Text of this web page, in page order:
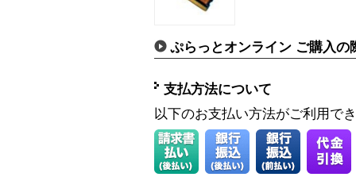
ぷらっとオンライン ご購入の
支払方法について
以下のお支払い方法がご利用で